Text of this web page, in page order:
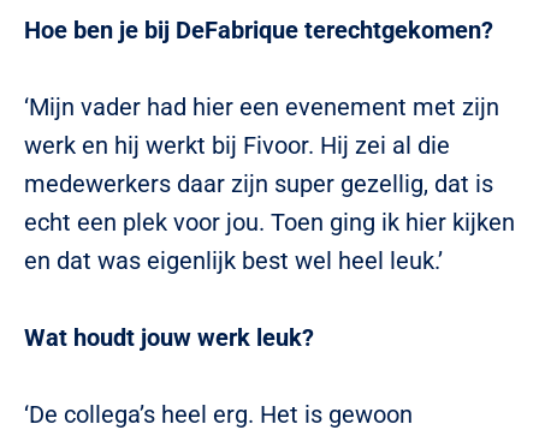
Hoe ben je bij DeFabrique terechtgekomen?
‘Mijn vader had hier een evenement met zijn
werk en hij werkt bij Fivoor. Hij zei al die
medewerkers daar zijn super gezellig, dat is
echt een plek voor jou. Toen ging ik hier kijken
en dat was eigenlijk best wel heel leuk.’
Wat houdt jouw werk leuk?
‘De collega’s heel erg. Het is gewoon